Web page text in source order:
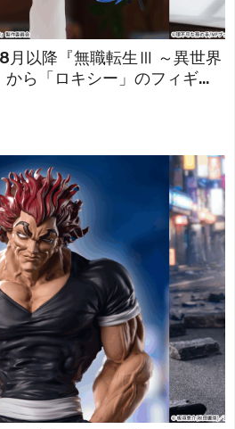
月以降『無職転生Ⅲ ～異世界
ら「ロキシー」のフィギュ